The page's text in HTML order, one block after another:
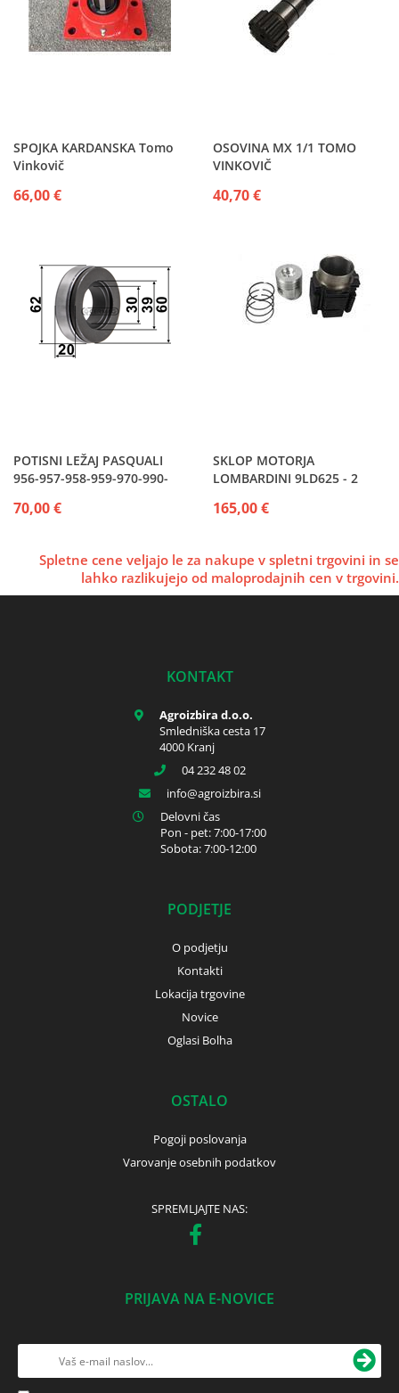
SPOJKA KARDANSKA Tomo
Vinkovič
66,00 €
OSOVINA MX 1/1 TOMO
VINKOVIČ
40,70 €
POTISNI LEŽAJ PASQUALI
956-957-958-959-970-990-
70,00 €
SKLOP MOTORJA
LOMBARDINI 9LD625 - 2
165,00 €
Spletne cene veljajo le za nakupe v spletni trgovini in se
lahko razlikujejo od maloprodajnih cen v trgovini.
KONTAKT
Agroizbira d.o.o.
Smledniška cesta 17
4000 Kranj
04 232 48 02
info
agroizbira.si
Delovni čas
Pon - pet: 7:00-17:00
Sobota: 7:00-12:00
PODJETJE
O podjetju
Kontakti
Lokacija trgovine
Novice
Oglasi Bolha
OSTALO
Pogoji poslovanja
Varovanje osebnih podatkov
SPREMLJAJTE NAS:
PRIJAVA NA E-NOVICE